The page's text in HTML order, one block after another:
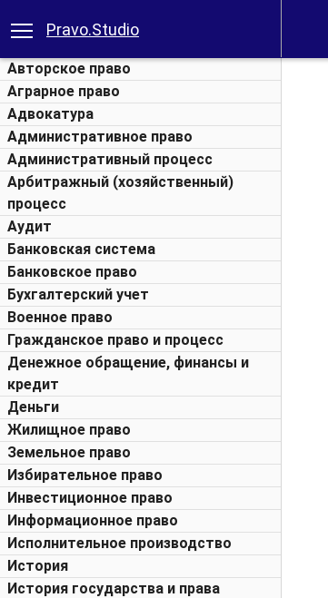
Pravo.Studio
Авторское право
Аграрное право
Адвокатура
Административное право
Административный процесс
Арбитражный (хозяйственный)
процесс
Аудит
Банковская система
Банковское право
Бухгалтерский учет
Военное право
Гражданское право и процесс
Денежное обращение, финансы и
кредит
Деньги
Жилищное право
Земельное право
Избирательное право
Инвестиционное право
Информационное право
Исполнительное производство
История
История государства и права